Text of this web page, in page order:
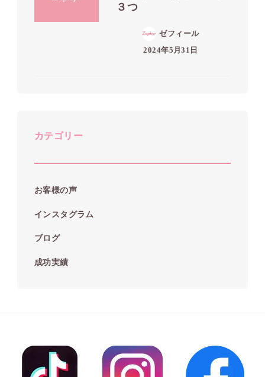
３つ
ゼフィール
2024年5月31日
カテゴリー
お客様の声
インスタグラム
ブログ
成功実績